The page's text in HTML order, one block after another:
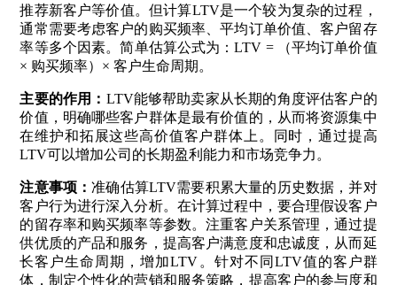
推荐新客户等价值。但计算LTV是一个较为复杂的过程，
通常需要考虑客户的购买频率、平均订单价值、客户留存
率等多个因素。简单估算公式为：LTV = （平均订单价值
× 购买频率）× 客户生命周期。
主要的作用： LTV能够帮助卖家从长期的角度评估客户的
价值，明确哪些客户群体是最有价值的，从而将资源集中
在维护和拓展这些高价值客户群体上。同时，通过提高
LTV可以增加公司的长期盈利能力和市场竞争力。
注意事项：准确估算LTV需要积累大量的历史数据，并对
客户行为进行深入分析。在计算过程中，要合理假设客户
的留存率和购买频率等参数。注重客户关系管理，通过提
供优质的产品和服务，提高客户满意度和忠诚度，从而延
长客户生命周期，增加LTV。针对不同LTV值的客户群
体，制定个性化的营销和服务策略，提高客户的参与度和